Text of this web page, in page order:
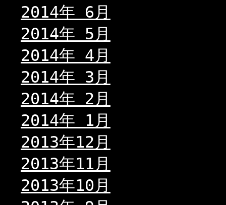
2014年 6月
2014年 5月
2014年 4月
2014年 3月
2014年 2月
2014年 1月
2013年12月
2013年11月
2013年10月